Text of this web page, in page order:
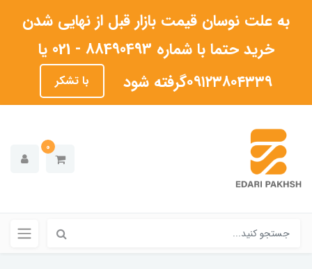
به علت نوسان قیمت بازار قبل از نهایی شدن
خرید حتما با شماره 88490493 - 021 یا
۰۹۱۲۳۸۰۴۳۳۹گرفته شود
با تشکر
0